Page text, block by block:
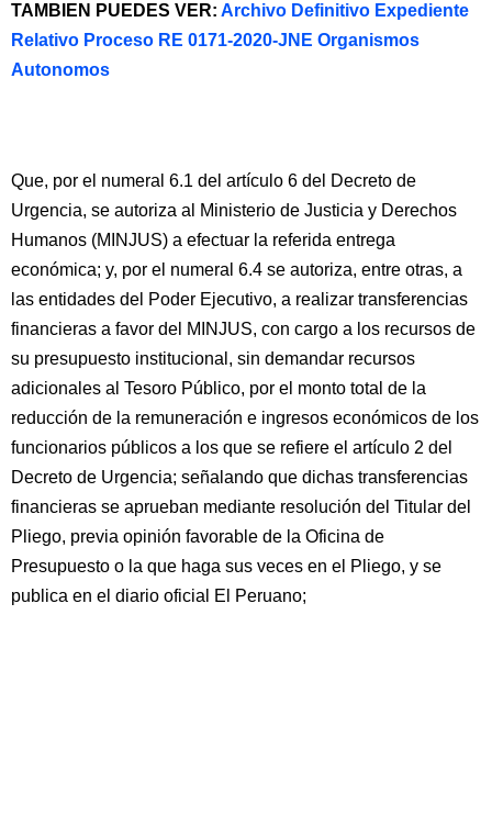
TAMBIEN PUEDES VER: Archivo Definitivo Expediente
Relativo Proceso RE 0171-2020-JNE Organismos
Autonomos
Que, por el numeral 6.1 del artículo 6 del Decreto de
Urgencia, se autoriza al Ministerio de Justicia y Derechos
Humanos (MINJUS) a efectuar la referida entrega
económica; y, por el numeral 6.4 se autoriza, entre otras, a
las entidades del Poder Ejecutivo, a realizar transferencias
financieras a favor del MINJUS, con cargo a los recursos de
su presupuesto institucional, sin demandar recursos
adicionales al Tesoro Público, por el monto total de la
reducción de la remuneración e ingresos económicos de los
funcionarios públicos a los que se refiere el artículo 2 del
Decreto de Urgencia; señalando que dichas transferencias
financieras se aprueban mediante resolución del Titular del
Pliego, previa opinión favorable de la Oficina de
Presupuesto o la que haga sus veces en el Pliego, y se
publica en el diario oficial El Peruano;